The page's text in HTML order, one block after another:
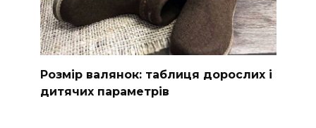
Розмір валянок: таблиця дорослих і
дитячих параметрів